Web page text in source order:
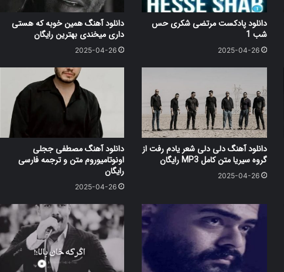
دانلود پادکست مرتضی شکری حس
شب 1
2025-04-26
دانلود آهنگ همین خوبه که هستی
داری میخندی بهترین رایگان
2025-04-26
دانلود آهنگ دلی دلی شعر یادم رفت از
گروه سیریا متن کامل MP3 رایگان
2025-04-26
دانلود آهنگ مصطفی ججلی
اونوتامیوروم متن و ترجمه فارسی
رایگان
2025-04-26